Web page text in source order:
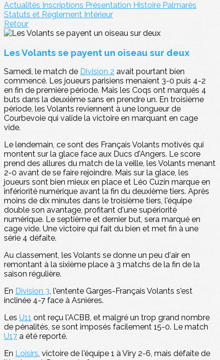
Actualités Inscriptions Présentation Histoire Palmarès
Statuts et Règlement Intérieur
Retour
Les Volants se payent un oiseau sur deux
Samedi, le match de Division 2 avait pourtant bien
commencé. Les joueurs parisiens menaient 3-0 puis 4-2
en fin de première période. Mais les Coqs ont marqués 4
buts dans la deuxième sans en prendre un. En troisième
période, les Volants reviennent à une longueur de
Courbevoie qui valide la victoire en marquant en cage
vide.
Le lendemain, ce sont des Français Volants motivés qui
montent sur la glace face aux Ducs d'Angers. Le score
prend des allures du match de la veille, les Volants menant
2-0 avant de se faire rejoindre. Mais sur la glace, les
joueurs sont bien mieux en place et Léo Cuzin marque en
infériorité numérique avant la fin du deuxième tiers. Après
moins de dix minutes dans le troisième tiers, l'équipe
double son avantage, profitant d'une supériorité
numérique. Le septième et dernier but, sera marqué en
cage vide. Une victoire qui fait du bien et met fin à une
série 4 défaite.
Au classement, les Volants se donne un peu d'air en
remontant à la sixième place à 3 matchs de la fin de la
saison régulière.
En Division 3, l'entente Garges-Français Volants s'est
inclinée 4-7 face à Asnières.
Les U11 ont reçu l'ACBB, et malgré un trop grand nombre
de pénalités, se sont imposés facilement 15-0. Le match
U17 a été reporté.
En Loisirs, victoire de l'équipe 1 à Viry 2-6, mais défaite de